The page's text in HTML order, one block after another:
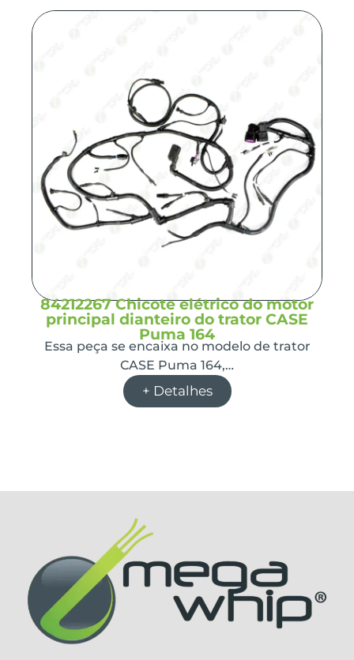
84212267 Chicote elétrico do motor
principal dianteiro do trator CASE
Puma 164
Essa peça se encaixa no modelo de trator
CASE Puma 164,…
+ Detalhes